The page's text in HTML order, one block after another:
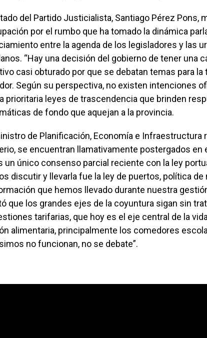
del Partido Justicialista, Santiago Pérez Pons,
por el rumbo que ha tomado la dinámica
entre la agenda de los legisladores y las
“Hay una decisión del gobierno de tener una
casi obturado por que se debatan temas para la
Según su perspectiva, no existen intenciones
prioritaria leyes de trascendencia que brinden
de fondo que aquejan a la provincia.
de Planificación, Economía e Infraestructura
se encuentran llamativamente postergados en
un único consenso parcial reciente con la ley
discutir y llevarla fue la ley de puertos, política
que hemos llevado durante nuestra
que los grandes ejes de la coyuntura sigan sin
tarifarias, que hoy es el eje central de la
alimentaria, principalmente los comedores
no funcionan, no se debate”.